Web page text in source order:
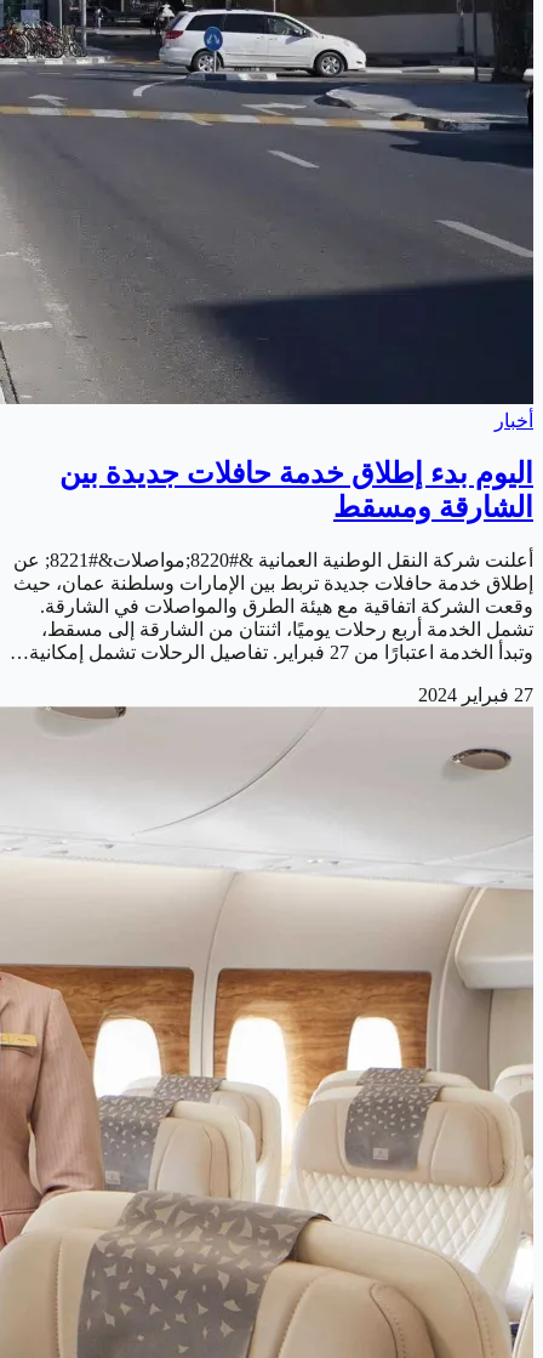
أخبار
اليوم بدء إطلاق خدمة حافلات جديدة بين
الشارقة ومسقط
أعلنت شركة النقل الوطنية العمانية &#8220;مواصلات&#8221; عن
إطلاق خدمة حافلات جديدة تربط بين الإمارات وسلطنة عمان، حيث
وقعت الشركة اتفاقية مع هيئة الطرق والمواصلات في الشارقة.
تشمل الخدمة أربع رحلات يوميًا، اثنتان من الشارقة إلى مسقط،
وتبدأ الخدمة اعتبارًا من 27 فبراير. تفاصيل الرحلات تشمل إمكانية…
27 فبراير 2024